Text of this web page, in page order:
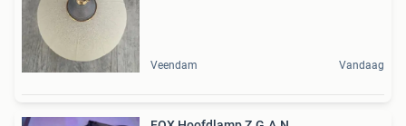
Veendam Vandaag